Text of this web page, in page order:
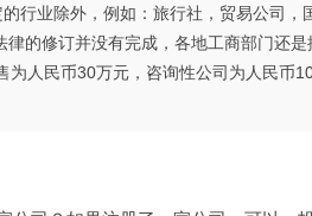
行业除外，例如：旅行社，贸易公司，
的修订并没有完成，各地工商部门还是
人民币30万元，咨询性公司为人民币